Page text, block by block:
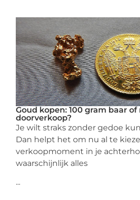
Goud kopen: 100 gram baar
doorverkoop?
Je wilt straks zonder gedoe
Dan helpt het om nu al te
verkoopmoment in je
waarschijnlijk alles
...